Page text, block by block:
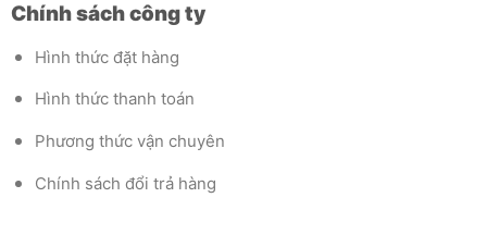
Chính sách công ty
Hình thức đặt hàng
Hình thức thanh toán
Phương thức vận chuyên
Chính sách đổi trả hàng